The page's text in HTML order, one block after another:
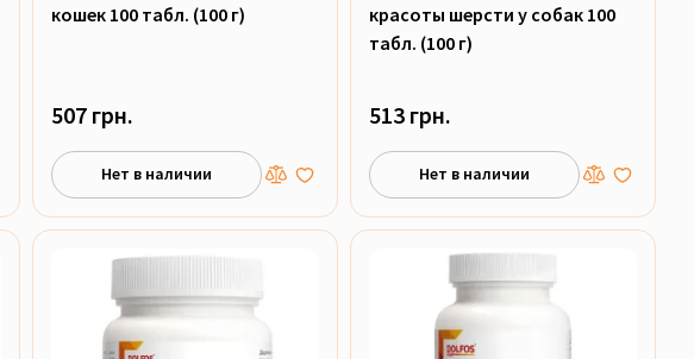
кошек 100 табл. (100 г)
507 грн.
Нет в наличии
красоты шерсти у собак 100
табл. (100 г)
513 грн.
Нет в наличии